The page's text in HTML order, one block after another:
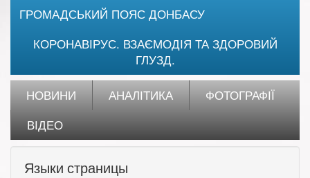
ГРОМАДСЬКИЙ ПОЯС ДОНБАСУ
КОРОНАВІРУС. ВЗАЄМОДІЯ ТА ЗДОРОВИЙ
ГЛУЗД.
НОВИНИ АНАЛІТИКА
ФОТОГРАФІЇ
ВІДЕО
Языки страницы